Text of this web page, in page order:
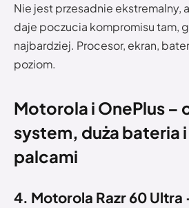
Nie jest przesadnie ekstremalny,
daje poczucia kompromisu tam,
najbardziej. Procesor, ekran,
poziom.
Motorola i OnePlus –
system, duża bateria
palcami
4. Motorola Razr 60 Ultra